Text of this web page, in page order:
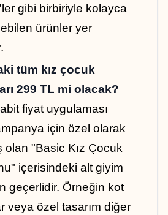
gibi birbiriyle kolayca
ürünler yer
tüm kız çocuk
299 TL mi olacak?
fiyat uygulaması
için özel olarak
olan "Basic Kız Çocuk
içerisindeki alt giyim
geçerlidir. Örneğin kot
veya özel tasarım diğer